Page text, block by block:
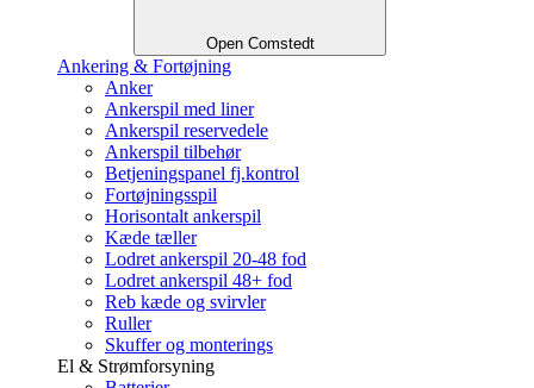
Open Comstedt
Ankering & Fortøjning
Anker
Ankerspil med liner
Ankerspil reservedele
Ankerspil tilbehør
Betjeningspanel fj.kontrol
Fortøjningsspil
Horisontalt ankerspil
Kæde tæller
Lodret ankerspil 20-48 fod
Lodret ankerspil 48+ fod
Reb kæde og svirvler
Ruller
Skuffer og monterings
El & Strømforsyning